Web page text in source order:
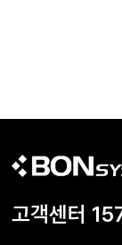
고객센터